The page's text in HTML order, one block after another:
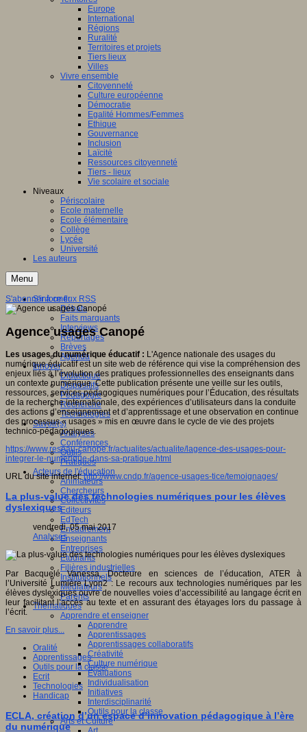
Europe
International
Régions
Ruralité
Territoires et projets
Tiers lieux
Villes
Vivre ensemble
Citoyenneté
Culture européenne
Démocratie
Egalité Hommes/Femmes
Ethique
Gouvernance
Inclusion
Laïcité
Ressources citoyenneté
Tiers - lieux
Vie scolaire et sociale
Niveaux
Périscolaire
Ecole maternelle
Ecole élémentaire
Collège
Lycée
Université
Les auteurs
Menu
S'informer
Débats
Faits marquants
Interviews
Reportages
Brèves
Agenda
Innover
Didactique
Dispositifs
Pédagogie
Recherche
Technologies
Savoir(s)
Analyses
Conférences
Outils
Pratiques
Acteurs de l'éducation
Animateurs
Chercheurs
Collectivités
Editeurs
EdTech
Encadrement
Enseignants
Entreprises
Etudiants
Filières industrielles
Institutionnels
Médiateurs
Parents
Thématiques
Apprendre et enseigner
Apprendre
Apprentissages
Apprentissages collaboratifs
Créativité
Culture numérique
Evaluations
Individualisation
Initiatives
Interdisciplinarité
Outils pour la classe
Arts et Culture
S'abonner à ce flux RSS
Agence usages Canopé
Les usages du numérique éducatif : L'Agence nationale des usages du
numérique éducatif est un site web de référence qui vise la compréhension des
enjeux liés à l’évolution des pratiques professionnelles des enseignants dans
un contexte numérique. Cette publication présente une veille sur les outils,
ressources, services pédagogiques numériques pour l’Éducation, des résultats
de la recherche internationale, des expériences d’utilisateurs dans la conduite
des actions d’enseignement et d’apprentissage et une observation en continue
des processus « usages » mis en œuvre dans le cycle de vie des projets
technico-pédagogiques.
https://www.reseau-canope.fr/actualites/actualite/lagence-des-usages-pour-
integrer-le-numerique-dans-sa-pratique.html
URL du site internet:http://www.cndp.fr/agence-usages-tice/temoignages/
La plus-value des technologies numériques pour les élèves
dyslexiques
vendredi, 05 mai 2017
Analyses
Par Bacquelé Vanessa, Docteure en sciences de l’éducation, ATER à
l’Université Lumière Lyon2 : Le recours aux technologies numériques par les
élèves dyslexiques ouvre de nouvelles voies d’accessibilité au langage écrit en
leur facilitant l’accès au texte et en assurant des étayages lors du passage à
l’écrit.
En savoir plus...
Oralité
Apprentissages
Outils pour la classe
Ecrit
Technologies
Handicap
ECLA, création d’un espace d’innovation pédagogique à l’ère
du numérique